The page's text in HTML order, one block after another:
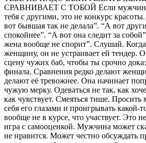
СРАВНИВАЕТ С ТОБОЙ Если мужчина
тебя с другими, это не конкурс
вот бывшая так не делала”. “А вот
спокойнее”. “А вот она следит за
жена вообще не спорит”. Слушай.
женщину, он не устраивает ей тендер.
сцену чужих баб, чтобы ты срочно
финала. Сравнения редко делают
делают её тревожнее. Она начинает
чужую мерку. Одеваться не так, как
как чувствует. Смеяться тише.
себя его глазами и проигрывать какой-
вообще не в курсе, что участвует. Это
игра с самооценкой. Мужчина может
не нравится. Может честно обсуждать